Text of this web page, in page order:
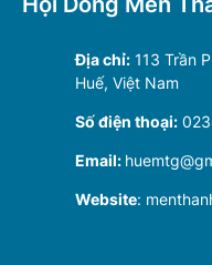
Địa chỉ: 113 Trần
Huế, Việt Nam
Số điện thoại:
Email:
Website: